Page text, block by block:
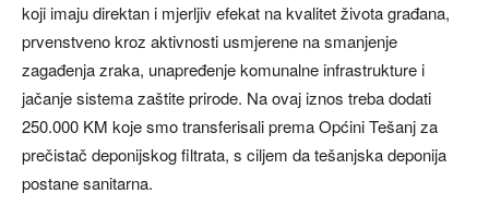
koji imaju direktan i mjerljiv efekat na kvalitet života građana,
prvenstveno kroz aktivnosti usmjerene na smanjenje
zagađenja zraka, unapređenje komunalne infrastrukture i
jačanje sistema zaštite prirode. Na ovaj iznos treba dodati
250.000 KM koje smo transferisali prema Općini Tešanj za
prečistač deponijskog filtrata, s ciljem da tešanjska deponija
postane sanitarna.